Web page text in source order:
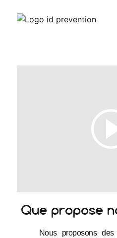
Que propose
Nous proposons